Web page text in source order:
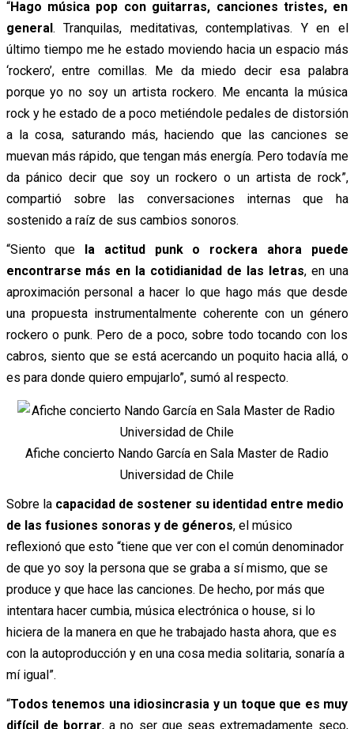
“Hago música pop con guitarras, canciones tristes, en
general. Tranquilas, meditativas, contemplativas. Y en el
último tiempo me he estado moviendo hacia un espacio más
‘rockero’, entre comillas. Me da miedo decir esa palabra
porque yo no soy un artista rockero. Me encanta la música
rock y he estado de a poco metiéndole pedales de distorsión
a la cosa, saturando más, haciendo que las canciones se
muevan más rápido, que tengan más energía. Pero todavía me
da pánico decir que soy un rockero o un artista de rock”,
compartió sobre las conversaciones internas que ha
sostenido a raíz de sus cambios sonoros.
“Siento que la actitud punk o rockera ahora puede
encontrarse más en la cotidianidad de las letras, en una
aproximación personal a hacer lo que hago más que desde
una propuesta instrumentalmente coherente con un género
rockero o punk. Pero de a poco, sobre todo tocando con los
cabros, siento que se está acercando un poquito hacia allá, o
es para donde quiero empujarlo”, sumó al respecto.
Afiche concierto Nando García en Sala Master de Radio
Universidad de Chile
Sobre lacapacidad de sostener su identidad entre medio
de las fusiones sonoras y de géneros, el músico
reflexionó que esto “tiene que ver con el común denominador
de que yo soy la persona que se graba a sí mismo, que se
produce y que hace las canciones. De hecho, por más que
intentara hacer cumbia, música electrónica o house, si lo
hiciera de la manera en que he trabajado hasta ahora, que es
con la autoproducción y en una cosa media solitaria, sonaría a
mí igual”.
“Todos tenemos una idiosincrasia y un toque que es muy
difícil de borrar, a no ser que seas extremadamente seco,